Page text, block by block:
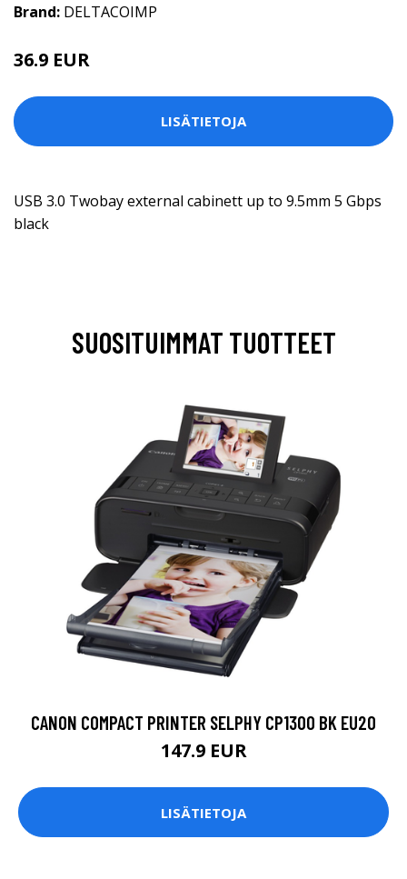
Brand: DELTACOIMP
36.9 EUR
LISÄTIETOJA
USB 3.0 Twobay external cabinett up to 9.5mm 5 Gbps
black
SUOSITUIMMAT TUOTTEET
CANON COMPACT PRINTER SELPHY CP1300 BK EU20
147.9 EUR
LISÄTIETOJA